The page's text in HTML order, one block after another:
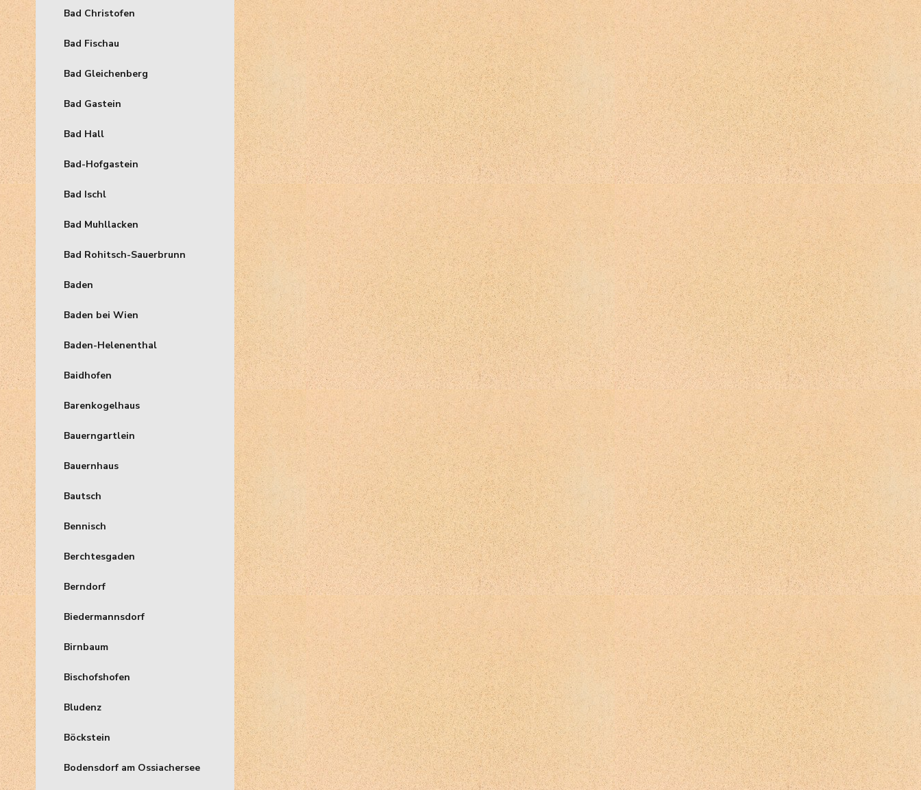
Bad Christofen
Bad Fischau
Bad Gleichenberg
Bad Gastein
Bad Hall
Bad-Hofgastein
Bad Ischl
Bad Muhllacken
Bad Rohitsch-Sauerbrunn
Baden
Baden bei Wien
Baden-Helenenthal
Baidhofen
Barenkogelhaus
Bauerngartlein
Bauernhaus
Bautsch
Bennisch
Berchtesgaden
Berndorf
Biedermannsdorf
Birnbaum
Bischofshofen
Bludenz
Böckstein
Bodensdorf am Ossiachersee